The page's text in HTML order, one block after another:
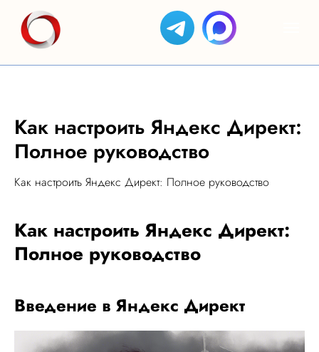
ДИРЕКТ
ADS
СОЗДАНИЕ
САЙТОВ
SEO
БИЗНЕС
Как настроить Яндекс Директ:
Полное руководство
Как настроить Яндекс Директ: Полное руководство
Как настроить Яндекс Директ:
Полное руководство
Введение в Яндекс Директ